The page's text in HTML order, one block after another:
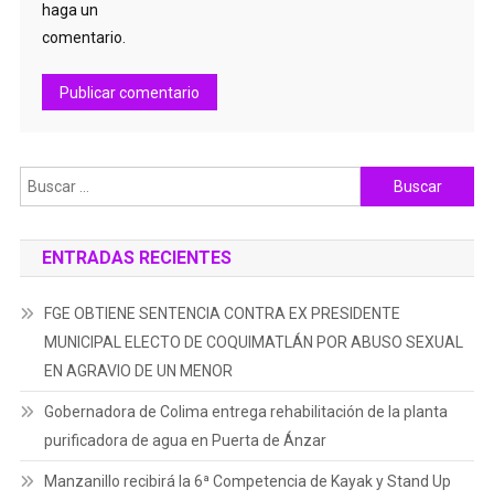
haga un
comentario.
Buscar:
ENTRADAS RECIENTES
FGE OBTIENE SENTENCIA CONTRA EX PRESIDENTE
MUNICIPAL ELECTO DE COQUIMATLÁN POR ABUSO SEXUAL
EN AGRAVIO DE UN MENOR
Gobernadora de Colima entrega rehabilitación de la planta
purificadora de agua en Puerta de Ánzar
Manzanillo recibirá la 6ª Competencia de Kayak y Stand Up